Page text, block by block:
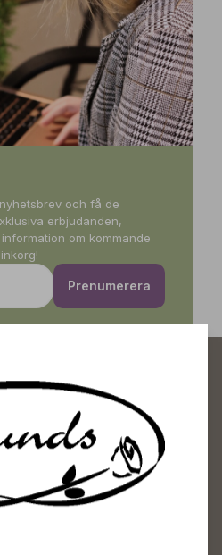
och få de
erbjudanden,
om kommande
Prenumerera